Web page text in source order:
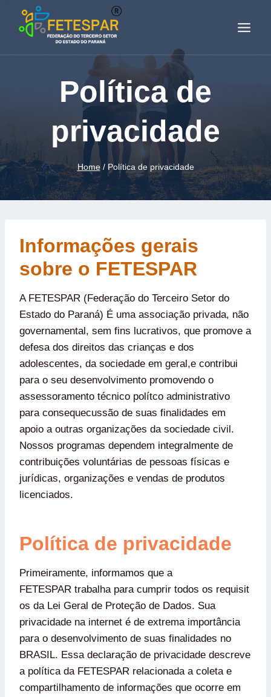
Política de
privacidade
Home / Política de privacidade
Informações gerais
sobre o FETESPAR
A FETESPAR (Federação do Terceiro Setor do
Estado do Paraná) É uma associação privada, não
governamental, sem fins lucrativos, que promove a
defesa dos direitos das crianças e dos
adolescentes, da sociedade em geral,e contribui
para o seu desenvolvimento promovendo o
assessoramento técnico polítco administrativo
para consequecussão de suas finalidades em
apoio a outras organizações da sociedade civil.
Nossos programas dependem integralmente de
contribuições voluntárias de pessoas físicas e
jurídicas, organizações e vendas de produtos
licenciados.
Política de privacidade
Primeiramente, informamos que a
FETESPAR trabalha para cumprir todos os requisit
os da Lei Geral de Proteção de Dados. Sua
privacidade na internet é de extrema importância
para o desenvolvimento de suas finalidades no
BRASIL. Essa declaração de privacidade descreve
a política da FETESPAR relacionada a coleta e
compartilhamento de informações que ocorre em